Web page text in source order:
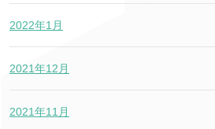
2022年1月
2021年12月
2021年11月